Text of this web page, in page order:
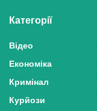
Категорії
Відео
Економіка
Кримінал
Курйози